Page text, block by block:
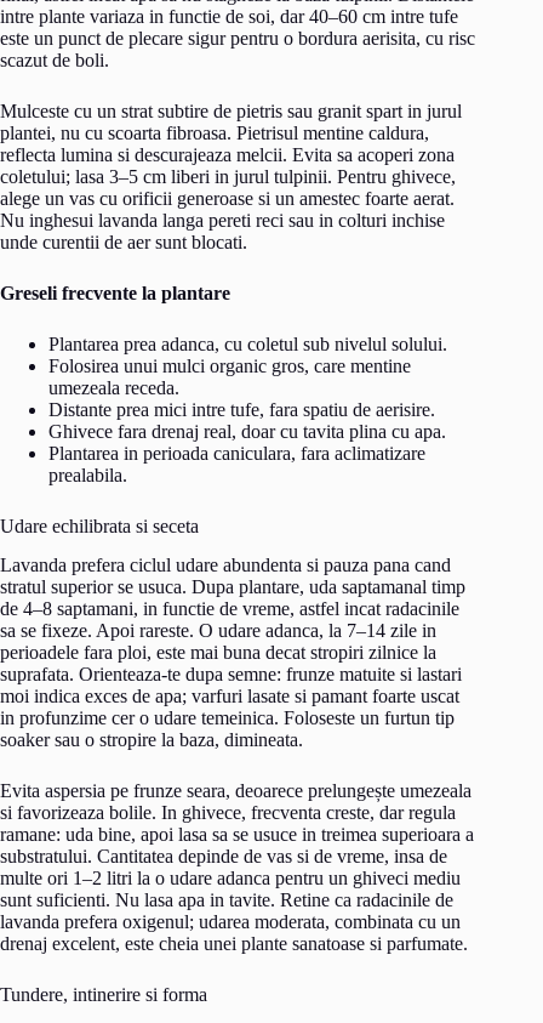
intre plante variaza in functie de soi, dar 40–60 cm intre tufe
este un punct de plecare sigur pentru o bordura aerisita, cu risc
scazut de boli.
Mulceste cu un strat subtire de pietris sau granit spart in jurul
plantei, nu cu scoarta fibroasa. Pietrisul mentine caldura,
reflecta lumina si descurajeaza melcii. Evita sa acoperi zona
coletului; lasa 3–5 cm liberi in jurul tulpinii. Pentru ghivece,
alege un vas cu orificii generoase si un amestec foarte aerat.
Nu inghesui lavanda langa pereti reci sau in colturi inchise
unde curentii de aer sunt blocati.
Greseli frecvente la plantare
Plantarea prea adanca, cu coletul sub nivelul solului.
Folosirea unui mulci organic gros, care mentine
umezeala receda.
Distante prea mici intre tufe, fara spatiu de aerisire.
Ghivece fara drenaj real, doar cu tavita plina cu apa.
Plantarea in perioada caniculara, fara aclimatizare
prealabila.
Udare echilibrata si seceta
Lavanda prefera ciclul udare abundenta si pauza pana cand
stratul superior se usuca. Dupa plantare, uda saptamanal timp
de 4–8 saptamani, in functie de vreme, astfel incat radacinile
sa se fixeze. Apoi rareste. O udare adanca, la 7–14 zile in
perioadele fara ploi, este mai buna decat stropiri zilnice la
suprafata. Orienteaza-te dupa semne: frunze matuite si lastari
moi indica exces de apa; varfuri lasate si pamant foarte uscat
in profunzime cer o udare temeinica. Foloseste un furtun tip
soaker sau o stropire la baza, dimineata.
Evita aspersia pe frunze seara, deoarece prelungește umezeala
si favorizeaza bolile. In ghivece, frecventa creste, dar regula
ramane: uda bine, apoi lasa sa se usuce in treimea superioara a
substratului. Cantitatea depinde de vas si de vreme, insa de
multe ori 1–2 litri la o udare adanca pentru un ghiveci mediu
sunt suficienti. Nu lasa apa in tavite. Retine ca radacinile de
lavanda prefera oxigenul; udarea moderata, combinata cu un
drenaj excelent, este cheia unei plante sanatoase si parfumate.
Tundere, intinerire si forma